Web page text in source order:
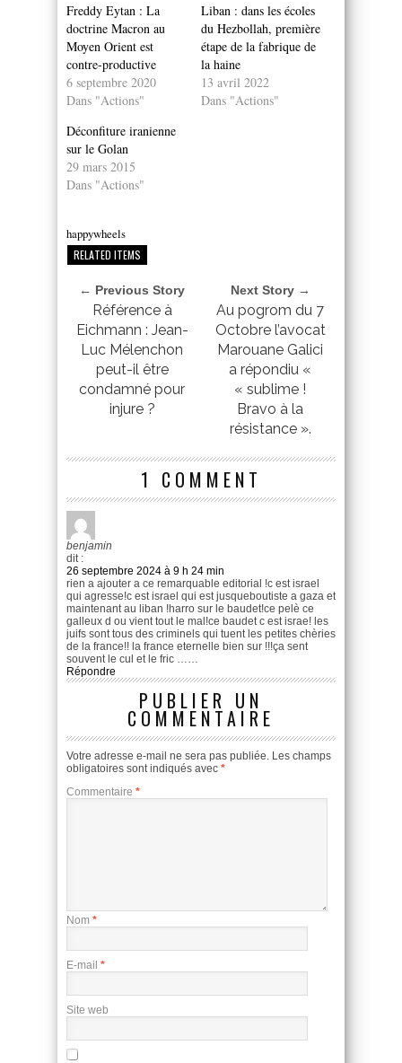
Freddy Eytan : La
doctrine Macron au
Moyen Orient est
contre-productive
6 septembre 2020
Dans "Actions"
Liban : dans les écoles
du Hezbollah, première
étape de la fabrique de
la haine
13 avril 2022
Dans "Actions"
Déconfiture iranienne
sur le Golan
29 mars 2015
Dans "Actions"
happywheels
RELATED ITEMS
← Previous Story
Référence à
Eichmann : Jean-
Luc Mélenchon
peut-il être
condamné pour
injure ?
Next Story →
Au pogrom du 7
Octobre l’avocat
Marouane Galici
a répondiu «
« sublime !
Bravo à la
résistance ».
1 COMMENT
benjamin
dit :
26 septembre 2024 à 9 h 24 min
rien a ajouter a ce remarquable editorial !c est israel
qui agresse!c est israel qui est jusqueboutiste a gaza et
maintenant au liban !harro sur le baudet!ce pelè ce
galleux d ou vient tout le mal!ce baudet c est israe! les
juifs sont tous des criminels qui tuent les petites chèries
de la france!! la france eternelle bien sur !!!ça sent
souvent le cul et le fric ……
Répondre
PUBLIER UN
COMMENTAIRE
Votre adresse e-mail ne sera pas publiée. Les champs
obligatoires sont indiqués avec *
Commentaire *
Nom *
E-mail *
Site web